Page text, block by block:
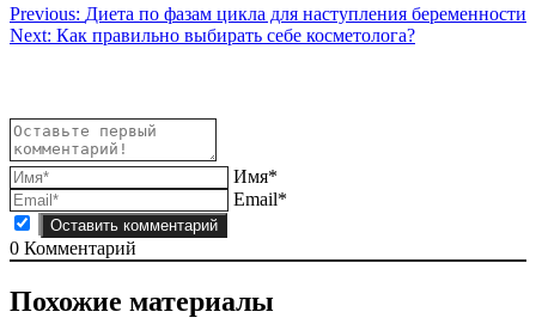
Навигация
по
Previous: Диета по фазам цикла для наступления беременности
Next: Как правильно выбирать себе косметолога?
Имя*
Email*
0 Комментарий
Похожие материалы